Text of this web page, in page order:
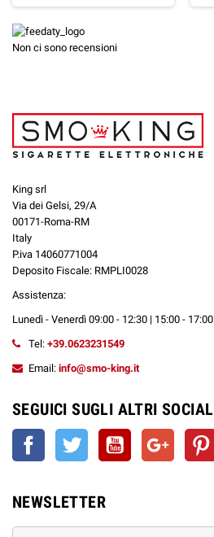
Non ci sono recensioni
King srl
Via dei Gelsi, 29/A
00171-Roma-RM
Italy
P.iva 14060771004
Deposito Fiscale: RMPLI0028
Assistenza:
Lunedì - Venerdì 09:00 - 12:30 | 15:00 - 17:00
Tel: +39.0623231549
Email: info@smo-king.it
SEGUICI SUGLI ALTRI SOCIAL
Facebook Twitter YouTube Google+
NEWSLETTER